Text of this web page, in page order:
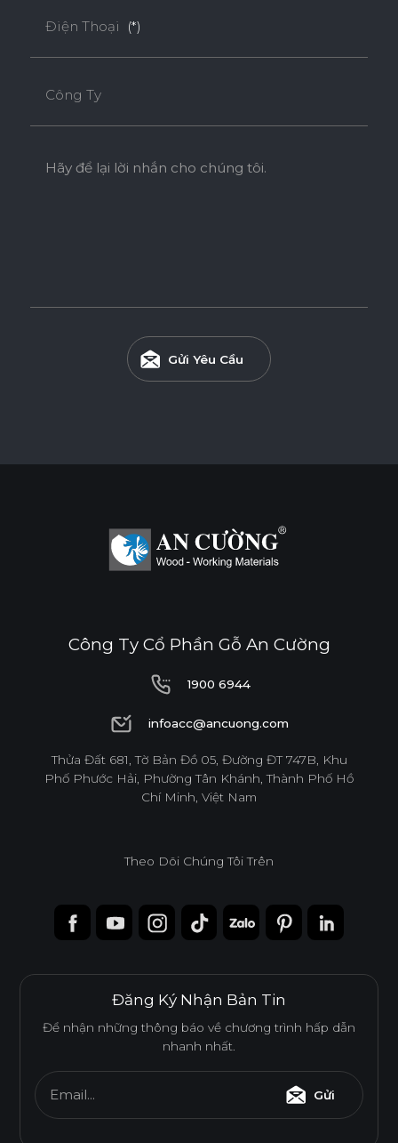
Điện Thoại (*)
Công Ty
Hãy để lại lời nhắn cho chúng tôi.
Gửi Yêu Cầu
Công Ty Cổ Phần Gỗ An Cường
1900 6944
1900 6944
infoacc@ancuong.com
infoacc@ancuong.com
Thửa Đất 681, Tờ Bản Đồ 05, Đường ĐT 747B, Khu
Phố Phước Hải, Phường Tân Khánh, Thành Phố Hồ
Chí Minh, Việt Nam
Theo Dõi Chúng Tôi Trên
Đăng Ký Nhận Bản Tin
Để nhận những thông báo về chương trình hấp dẫn
nhanh nhất.
Email... Gửi